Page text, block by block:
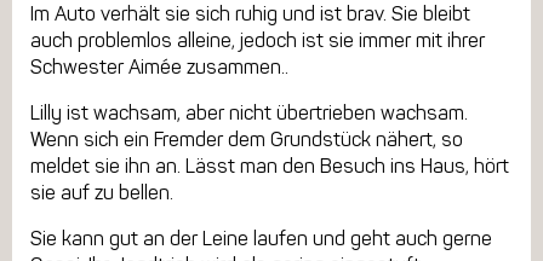
Im Auto verhält sie sich ruhig und ist brav. Sie bleibt
auch problemlos alleine, jedoch ist sie immer mit ihrer
Schwester Aimée zusammen..
Lilly ist wachsam, aber nicht übertrieben wachsam.
Wenn sich ein Fremder dem Grundstück nähert, so
meldet sie ihn an. Lässt man den Besuch ins Haus, hört
sie auf zu bellen.
Sie kann gut an der Leine laufen und geht auch gerne